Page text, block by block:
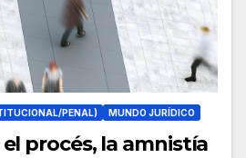
PENAL) MUNDO JURÍDICO
procés, la amnistía